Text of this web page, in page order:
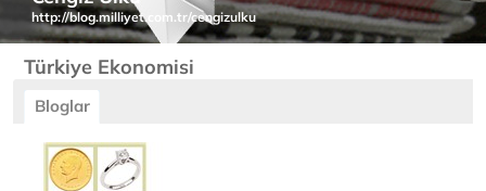
http://blog.milliyet.com.tr/cengizulku
Türkiye Ekonomisi
Bloglar